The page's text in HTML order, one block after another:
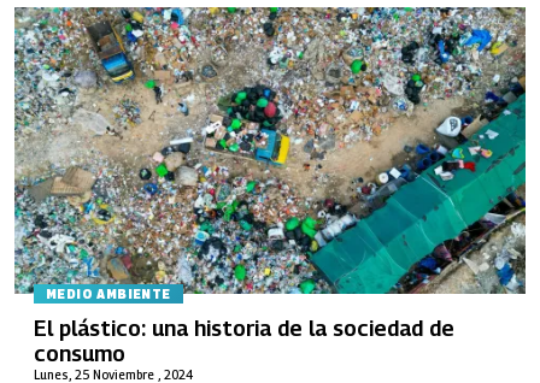
MEDIO AMBIENTE
Lunes, 25 Noviembre , 2024
El plástico: una historia de la sociedad de
consumo